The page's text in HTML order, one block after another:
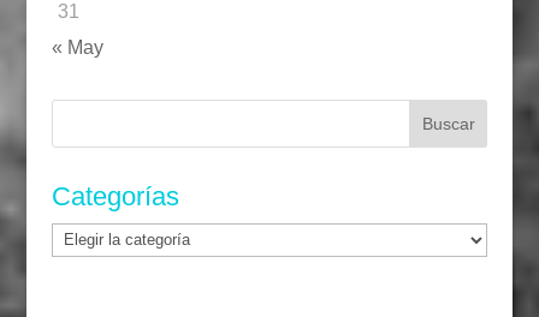
31
« May
Categorías
Categorías